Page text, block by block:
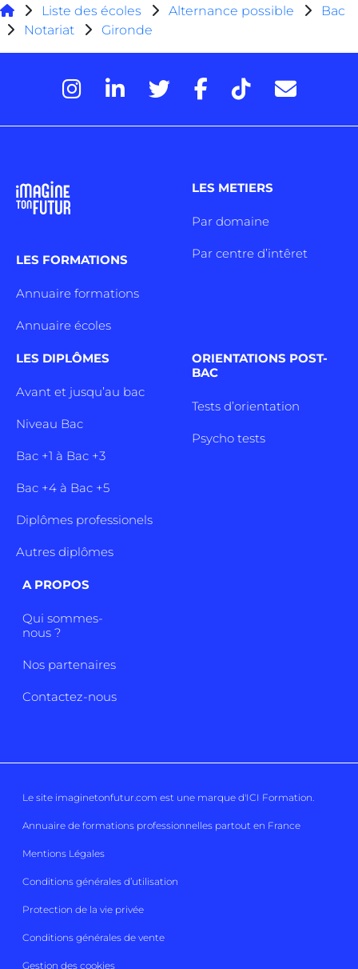
Liste des écoles Alternance possible
Bac
Notariat
Gironde
LES FORMATIONS
Annuaire formations
Annuaire écoles
LES METIERS
Par domaine
Par centre d’intêret
LES DIPLÔMES
Avant et jusqu’au bac
Niveau Bac
Bac +1 à Bac +3
Bac +4 à Bac +5
Diplômes professionels
Autres diplômes
ORIENTATIONS POST-
BAC
Tests d’orientation
Psycho tests
A PROPOS
Qui sommes-
nous ?
Nos partenaires
Contactez-nous
Le site imaginetonfutur.com est une marque d'ICI Formation.
Annuaire de formations professionnelles partout en France
Mentions Légales
Conditions générales d’utilisation
Protection de la vie privée
Conditions générales de vente
Gestion des cookies